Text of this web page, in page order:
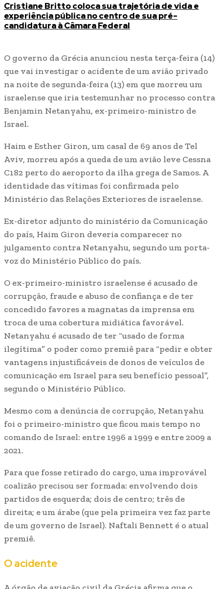
Cristiane Britto coloca sua trajetória de vida e
experiência pública no centro de sua pré-
candidatura à Câmara Federal
O governo da Grécia anunciou nesta terça-feira (14)
que vai investigar o acidente de um avião privado
na noite de segunda-feira (13) em que morreu um
israelense que iria testemunhar no processo contra
Benjamin Netanyahu, ex-primeiro-ministro de
Israel.
Haim e Esther Giron, um casal de 69 anos de Tel
Aviv, morreu após a queda de um avião leve Cessna
C182 perto do aeroporto da ilha grega de Samos. A
identidade das vítimas foi confirmada pelo
Ministério das Relações Exteriores de israelense.
Ex-diretor adjunto do ministério da Comunicação
do país, Haim Giron deveria comparecer no
julgamento contra Netanyahu, segundo um porta-
voz do Ministério Público do país.
O ex-primeiro-ministro israelense é acusado de
corrupção, fraude e abuso de confiança e de ter
concedido favores a magnatas da imprensa em
troca de uma cobertura midiática favorável.
Netanyahu é acusado de ter “usado de forma
ilegítima” o poder como premiê para “pedir e obter
vantagens injustificáveis de donos de veículos de
comunicação em Israel para seu benefício pessoal”,
segundo o Ministério Público.
Mesmo com a denúncia de corrupção, Netanyahu
foi o primeiro-ministro que ficou mais tempo no
comando de Israel: entre 1996 a 1999 e entre 2009 a
2021.
Para que fosse retirado do cargo, uma improvável
coalizão precisou ser formada: envolvendo dois
partidos de esquerda; dois de centro; três de
direita; e um árabe (que pela primeira vez faz parte
de um governo de Israel). Naftali Bennett é o atual
premiê.
O acidente